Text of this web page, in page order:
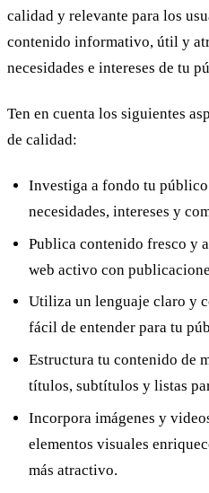
calidad y relevante para los
contenido informativo, útil y
necesidades e intereses de tu
Ten en cuenta los siguientes
de calidad:
Investiga a fondo tu
necesidades, intereses y
Publica contenido fresco y
web activo con
Utiliza un lenguaje claro y
fácil de entender para tu
Estructura tu contenido de
títulos, subtítulos y listas
Incorpora imágenes y
elementos visuales
más atractivo.